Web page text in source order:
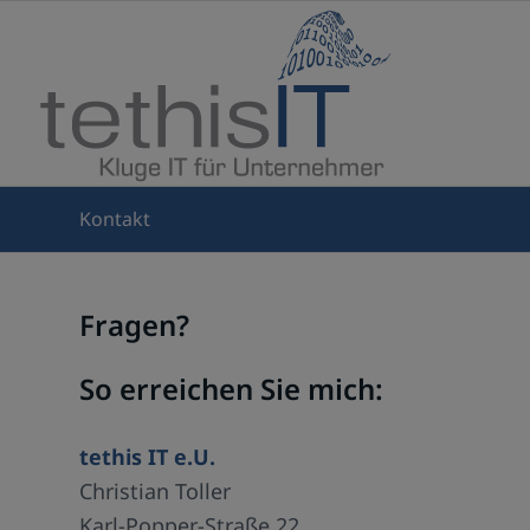
Kontakt
Fragen?
So erreichen Sie mich:
tethis IT e.U.
Christian Toller